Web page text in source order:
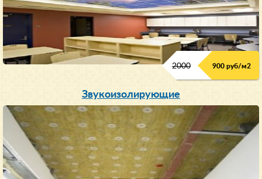
2000 900 руб/м2
Звукоизолирующие